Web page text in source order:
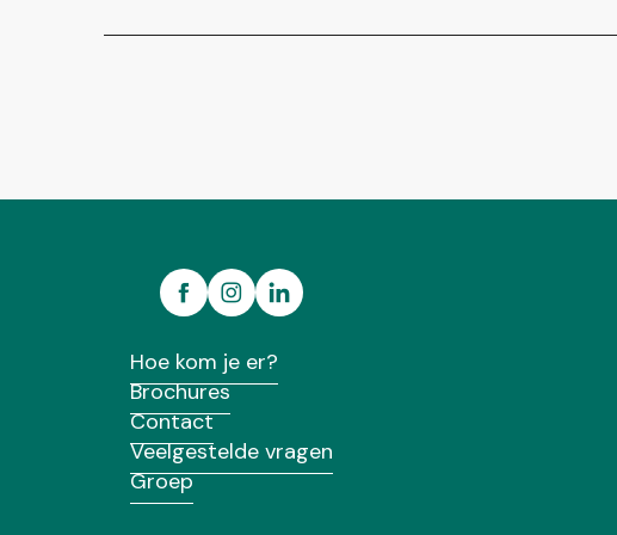
Hoe kom je er?
Brochures
Contact
Veelgestelde vragen
Groep